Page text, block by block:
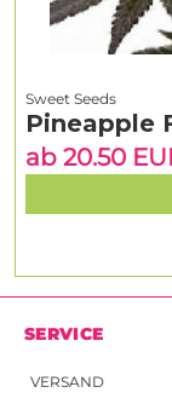
Sweet Seeds
Pineapple
ab 20.50
SERVICE
VERSAND